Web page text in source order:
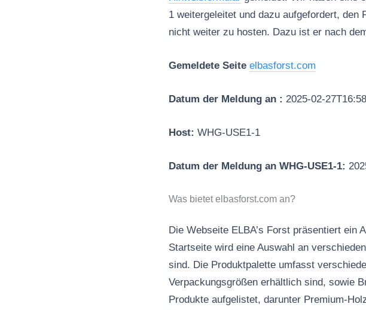
1 weitergeleitet und dazu aufgefordert, den
nicht weiter zu hosten. Dazu ist er nach
Gemeldete Seite elbasforst.com
Datum der Meldung an : 2025-02-
Host: WHG-USE1-1
Datum der Meldung an WHG-USE1-1:
Was bietet elbasforst.com an?
Die Webseite ELBA’s Forst präsentiert ein
Startseite wird eine Auswahl an
sind. Die Produktpalette umfasst
Verpackungsgrößen erhältlich sind, sowie
Produkte aufgelistet, darunter Premium-